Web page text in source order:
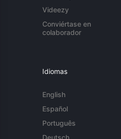
Videezy
Conviértase en
colaborador
Idiomas
English
Español
Português
Deutsch